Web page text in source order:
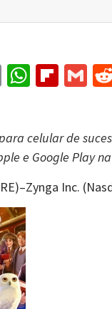
Email
celular de
e Google Play
Inc.